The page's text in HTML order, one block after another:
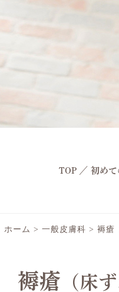
TOP ／ 初め
ホーム > 一般皮膚科 > 褥瘡
褥瘡 （床